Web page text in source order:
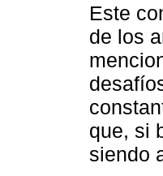
Este
de los
que, si
siendo